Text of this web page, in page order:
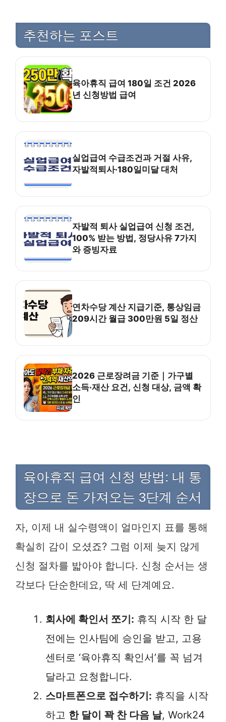
추천하는 포스트
육아휴직 급여 180일 조건 2026
년 신청방법 급여
실업급여 수급조건과 거절 사유,
자발적퇴사·180일미달 대처
자발적 퇴사 실업급여 신청 조건,
100% 받는 방법, 정당사유 7가지
와 증빙자료
연차수당 계산 지급기준, 통상임금
209시간 월급 300만원 5일 정산
2026 근로장려금 기준｜가구별
소득·재산 요건, 신청 대상, 금액 확
인
육아휴직 급여 신청 방법: 내 통
장으로 돈 가져오는 3단계 순서
자, 이제 내 실수령액이 얼마인지 표를 통해
확실히 감이 오셨죠? 그럼 이제 늦지 않게
신청 절차를 밟아야 합니다. 신청 순서는 생
각보다 단순한데요, 딱 세 단계예요.
회사에 확인서 쪼기: 휴직 시작 한 달
전에는 인사팀에 승인을 받고, 고용
센터로 ‘육아휴직 확인서’를 꼭 넘겨
달라고 요청합니다.
스마트폰으로 접수하기: 휴직을 시작
하고 한 달이 꽉 찬 다음 날, Work24